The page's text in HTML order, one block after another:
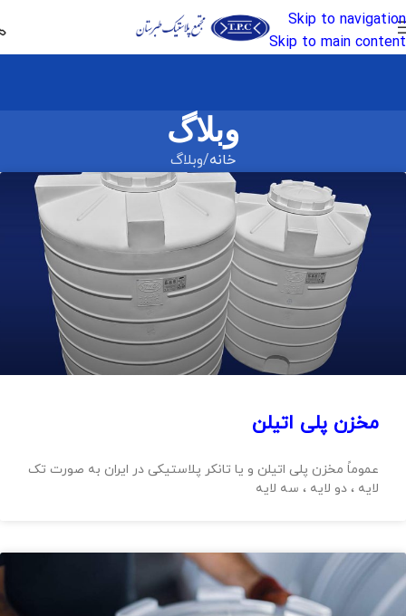
Skip to navigation
Skip to main content
وبلاگ
خانه وبلاگ
مخزن پلی اتیلن
عموماً مخزن پلی اتیلن و یا تانکر پلاستیکی در ایران به صورت تک
لایه ، دو لایه ، سه لایه